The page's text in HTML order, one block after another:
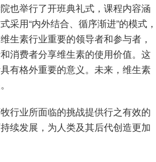
也举行了开班典礼式，课程内容涵
用“内外结合、循序渐进”的模式，
生素行业重要的领导者和参与者，
消费者分享维生素的使用价值。这
有格外重要的意义。未来，维生素
行业所面临的挑战提供行之有效的
续发展，为人类及其后代创造更加